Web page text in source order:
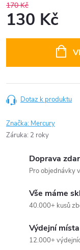
170 Kč
130 Kč
Dotaz k produktu
Značka: Mercury
Záruka: 2 roky
Doprava
Pro objednávky
Vše máme
40.000+ kusů
Výdejní místa
12.000+